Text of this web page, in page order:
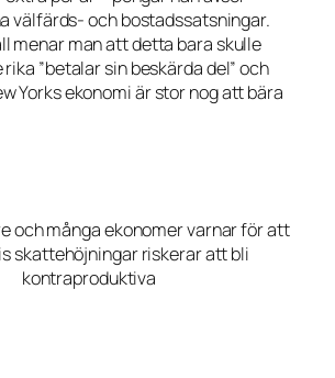
välfärds- och bostadssatsningar.
menar man att detta bara skulle
rika ”betalar sin beskärda del”och
Yorks ekonomi är stor nog att bära
och många ekonomer varnar för att
skattehöjningar riskerar att bli
kontraproduktiva